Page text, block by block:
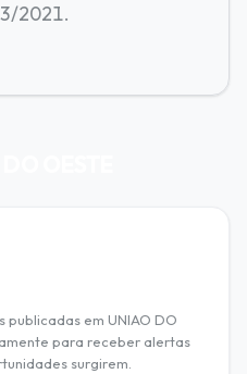
2021.
em UNIAO DO
para receber alertas
surgirem.